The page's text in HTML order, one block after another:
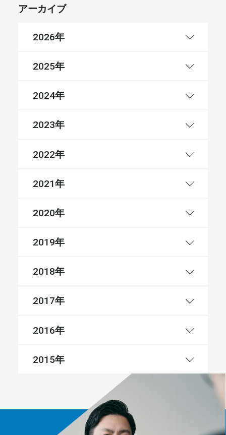
アーカイブ
2026年
2025年
2024年
2023年
2022年
2021年
2020年
2019年
2018年
2017年
2016年
2015年